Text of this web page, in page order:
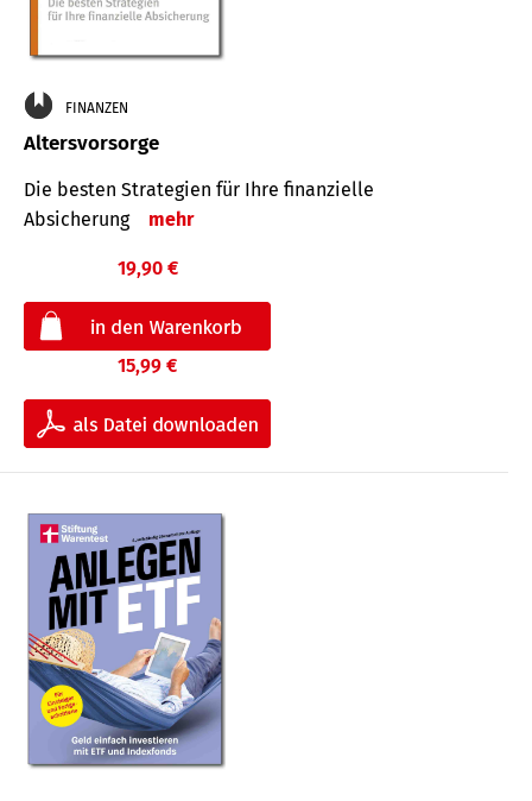
FINANZEN
Altersvorsorge
Die besten Strategien für Ihre finanzielle
Absicherung
mehr
19,90 €
15,99 €